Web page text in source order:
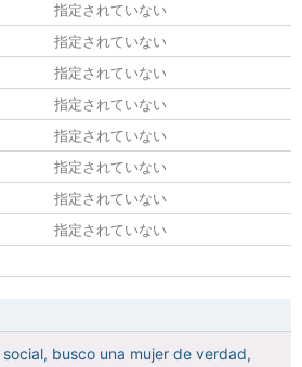
指定されていない
指定されていない
指定されていない
指定されていない
指定されていない
指定されていない
指定されていない
指定されていない
busco una mujer de verdad,